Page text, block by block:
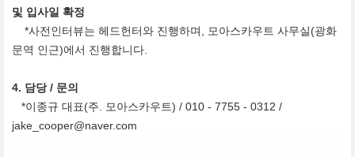
및 입사일 확정
*사전인터뷰는 헤드헌터와 진행하며, 모아스카우트 사무실(광화
문역 인근)에서 진행합니다.
4. 담당 / 문의
*이종규 대표(주. 모아스카우트) / 010 - 7755 - 0312 /
jake_cooper@naver.com